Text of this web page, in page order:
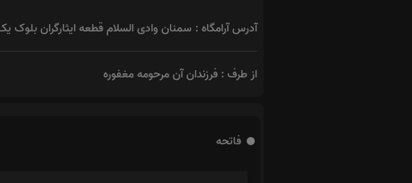
آدرس آرامگاه : سمنان وادی السلام قطعه ایثارگران بلوک یک
از طرف : فرزندان آن مرحومه مغفوره
فاتحه